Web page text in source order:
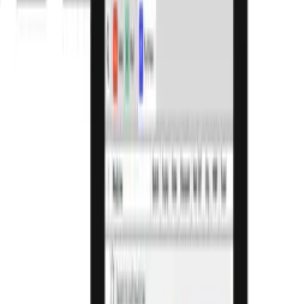
ಮತ್ತು ಆನ್‌ಬೋರ್ಡ್
ನಿಮ್ಮ ಡೇಟಾವನ್ನು
ಯಾವುದೇ ವೆಚ್ಚವಿಲ್ಲದೆ ತರಬೇತಿ
ಮಾಡಿ